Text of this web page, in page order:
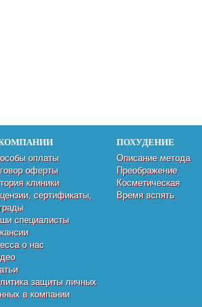
оплаты
оферты
клиники
сертификаты,
специалисты
о нас
защиты личных
в компании
ПОХУДЕНИЕ
Описание метода
Преображение
Косметическая
Время вспять